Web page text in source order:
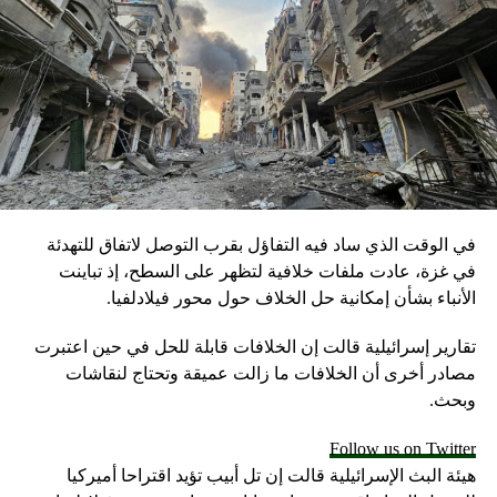
في الوقت الذي ساد فيه التفاؤل بقرب التوصل لاتفاق للتهدئة
في غزة، عادت ملفات خلافية لتظهر على السطح، إذ تباينت
الأنباء بشأن إمكانية حل الخلاف حول محور فيلادلفيا.
تقارير إسرائيلية قالت إن الخلافات قابلة للحل في حين اعتبرت
مصادر أخرى أن الخلافات ما زالت عميقة وتحتاج لنقاشات
وبحث.
Follow us on Twitter
هيئة البث الإسرائيلية قالت إن تل أبيب تؤيد اقتراحا أميركيا